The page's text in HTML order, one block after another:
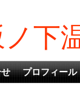
下
プロフィール